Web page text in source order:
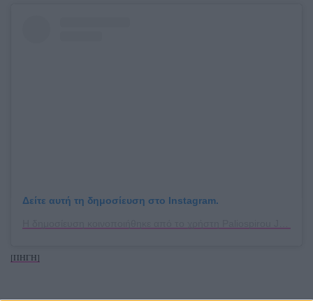
Δείτε αυτή τη δημοσίευση στο Instagram.
[ΠΗΓΗ]